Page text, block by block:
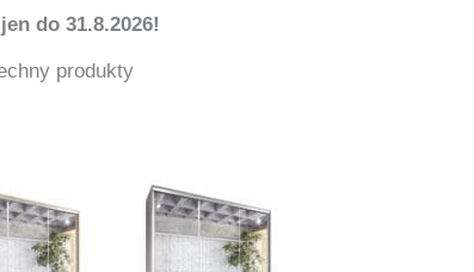
do 31.8.2026!
produkty